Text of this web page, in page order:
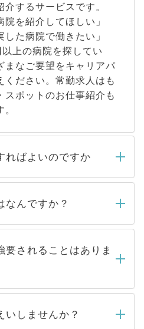
するサービスです。
院を紹介してほしい」
した病院で働きたい」
以上の病院を探してい
まなご要望をキャリアパ
ください。常勤求人はも
スポットのお仕事紹介も
ればよいのですか
したら、弊社担当者がご
、その後メールもしくは
日以内にはご連絡をせて
、しばらくお待ちくださ
なんですか？
で取り扱っている求人の
サイトからご覧いただ
人」です。非公開求人は
て、一般には公開してい
るため 人気のある医療機
要されることはありま
することは一切ありませ
募先から内定をいただい
いしませんか？